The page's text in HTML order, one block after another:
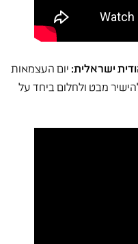
ישראלית: יום העצמאות
מבט ולחלום ביחד על